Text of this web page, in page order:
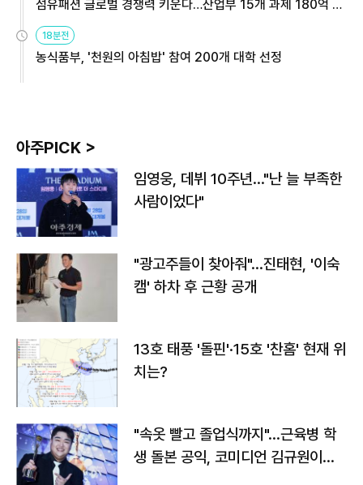
섬유패션 글로벌 경쟁력 키운다…산업부 15개 과제 180억 지
원
18분전
농식품부, '천원의 아침밥' 참여 200개 대학 선정
아주PICK >
임영웅, 데뷔 10주년…"난 늘 부족한
사람이었다"
"광고주들이 찾아줘"…진태현, '이숙
캠' 하차 후 근황 공개
13호 태풍 '돌핀'·15호 '찬홈' 현재 위
치는?
"속옷 빨고 졸업식까지"…근육병 학
생 돌본 공익, 코미디언 김규원이었